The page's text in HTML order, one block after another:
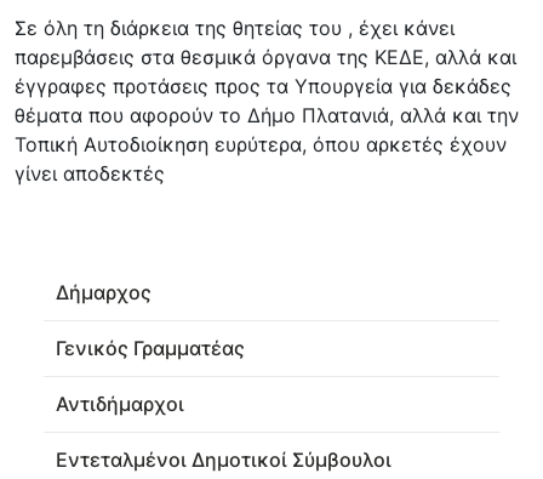
Δήμαρχος
Γενικός Γραμματέας
Αντιδήμαρχοι
Εντεταλμένοι Δημοτικοί Σύμβουλοι
Σε όλη τη διάρκεια της θητείας του , έχει κάνει
παρεμβάσεις στα θεσμικά όργανα της ΚΕΔΕ, αλλά και
έγγραφες προτάσεις προς τα Υπουργεία για δεκάδες
θέματα που αφορούν το Δήμο Πλατανιά, αλλά και την
Τοπική Αυτοδιοίκηση ευρύτερα, όπου αρκετές έχουν
γίνει αποδεκτές